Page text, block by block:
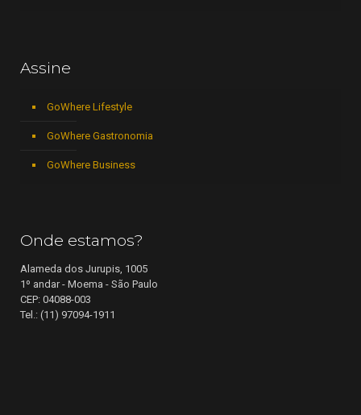
Assine
GoWhere Lifestyle
GoWhere Gastronomia
GoWhere Business
Onde estamos?
Alameda dos Jurupis, 1005
1º andar - Moema - São Paulo
CEP: 04088-003
Tel.: (11) 97094-1911